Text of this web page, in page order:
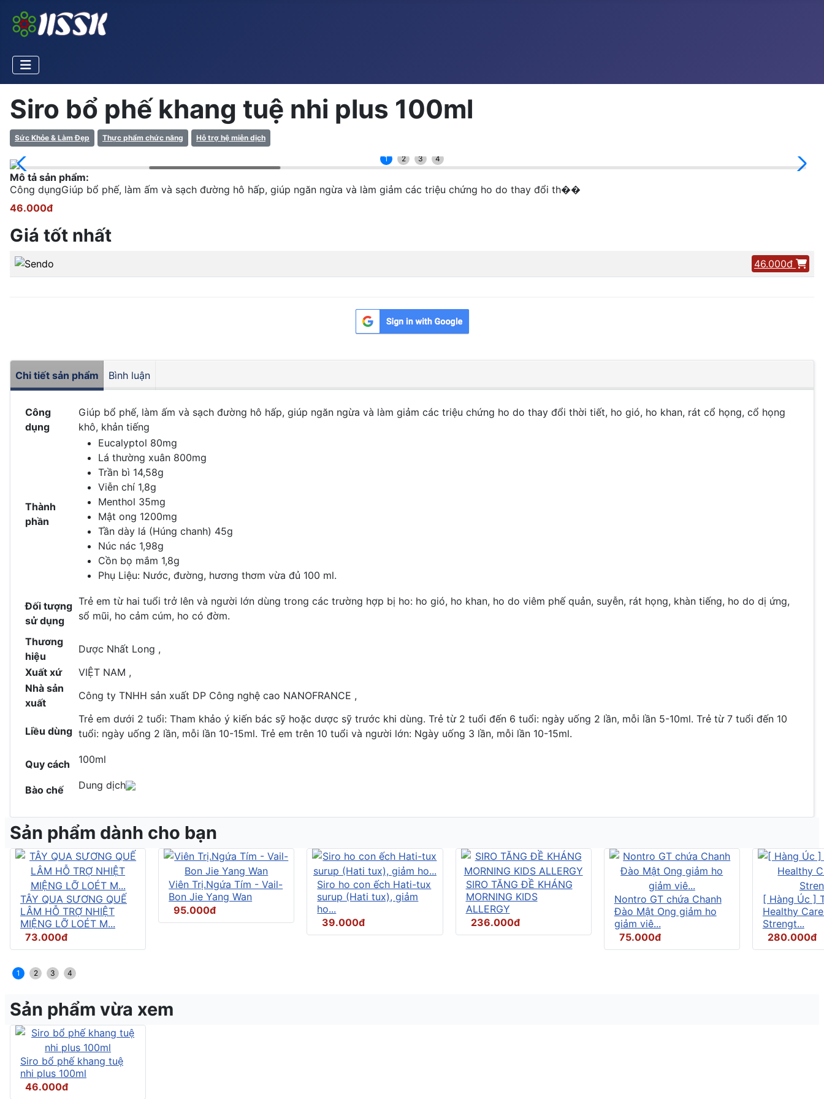
Siro bổ phế khang tuệ nhi plus 100ml
Sức Khỏe & Làm Đẹp Thực phẩm chức năng Hỗ trợ hệ miễn dịch
1 2 3 4
Mô tả sản phẩm:
Công dụngGiúp bổ phế, làm ấm và sạch đường hô hấp, giúp ngăn ngừa và làm giảm các triệu chứng ho do thay đổi th��
46.000đ
Giá tốt nhất
46.000đ
Chi tiết sản phẩm Bình luận
Công
dụng
Giúp bổ phế, làm ấm và sạch đường hô hấp, giúp ngăn ngừa và làm giảm các triệu chứng ho do thay đổi thời tiết, ho gió, ho khan, rát cổ họng, cổ họng
khô, khản tiếng
Thành
phần
Eucalyptol 80mg
Lá thường xuân 800mg
Trần bì 14,58g
Viễn chí 1,8g
Menthol 35mg
Mật ong 1200mg
Tần dày lá (Húng chanh) 45g
Núc nác 1,98g
Cồn bọ mắm 1,8g
Phụ Liệu: Nước, đường, hương thơm vừa đủ 100 ml.
Đối tượng
sử dụng
Trẻ em từ hai tuổi trở lên và người lớn dùng trong các trường hợp bị ho: ho gió, ho khan, ho do viêm phế quản, suyễn, rát họng, khàn tiếng, ho do dị ứng,
sổ mũi, ho cảm cúm, ho có đờm.
Thương
hiệu
Dược Nhất Long ,
Xuất xứ
VIỆT NAM ,
Nhà sản
xuất
Công ty TNHH sản xuất DP Công nghệ cao NANOFRANCE ,
Liều dùng
Trẻ em dưới 2 tuổi: Tham khảo ý kiến bác sỹ hoặc dược sỹ trước khi dùng. Trẻ từ 2 tuổi đến 6 tuổi: ngày uống 2 lần, mỗi lần 5-10ml. Trẻ từ 7 tuổi đến 10
tuổi: ngày uống 2 lần, mỗi lần 10-15ml. Trẻ em trên 10 tuổi và người lớn: Ngày uống 3 lần, mỗi lần 10-15ml.
Quy cách 100ml
Bào chế Dung dịch
Sản phẩm dành cho bạn
TÂY QUA SƯƠNG QUẾ
LÂM HỖ TRỢ NHIỆT
MIỆNG LỠ LOÉT M...
73.000đ
Viên Trị.Ngứa Tím - Vail-
Bon Jie Yang Wan
95.000đ
Siro ho con ếch Hati-tux
surup (Hati tux), giảm
ho...
39.000đ
SIRO TĂNG ĐỀ KHÁNG
MORNING KIDS
ALLERGY
236.000đ
Nontro GT chứa Chanh
Đào Mật Ong giảm ho
giảm viê...
75.000đ
[ Hàng Úc ]
Healthy
Strengt...
280.000đ
1 2 3 4
Sản phẩm vừa xem
Siro bổ phế khang tuệ
nhi plus 100ml
46.000đ